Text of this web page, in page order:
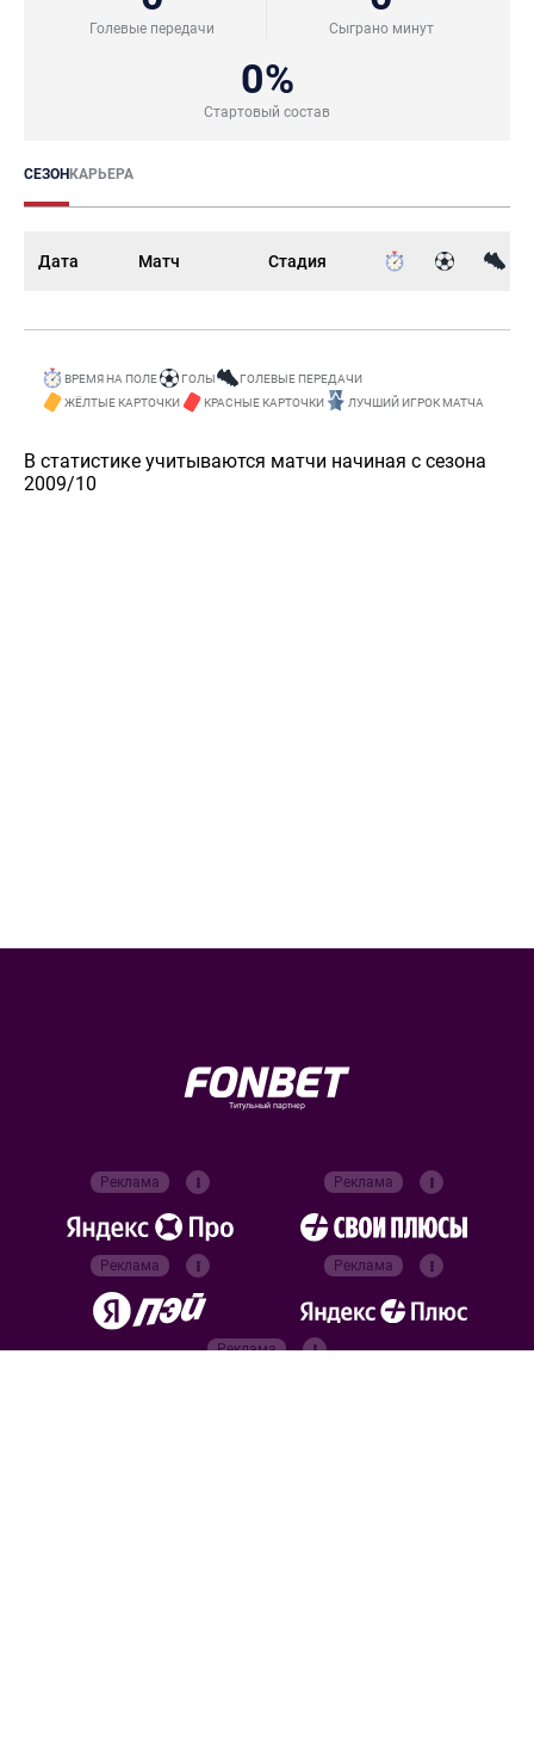
Голевые передачи Сыграно минут
0%
Стартовый состав
СЕЗОНКАРЬЕРА
Дата Матч Стадия
ВРЕМЯ НА ПОЛЕ ГОЛЫ
ГОЛЕВЫЕ ПЕРЕДАЧИ
ЖЁЛТЫЕ КАРТОЧКИ
КРАСНЫЕ КАРТОЧКИ ЛУЧШИЙ ИГРОК МАТЧА
В статистике учитываются матчи начиная с сезона
2009/10
Титульный партнер
Реклама Реклама
Реклама Реклама
Реклама